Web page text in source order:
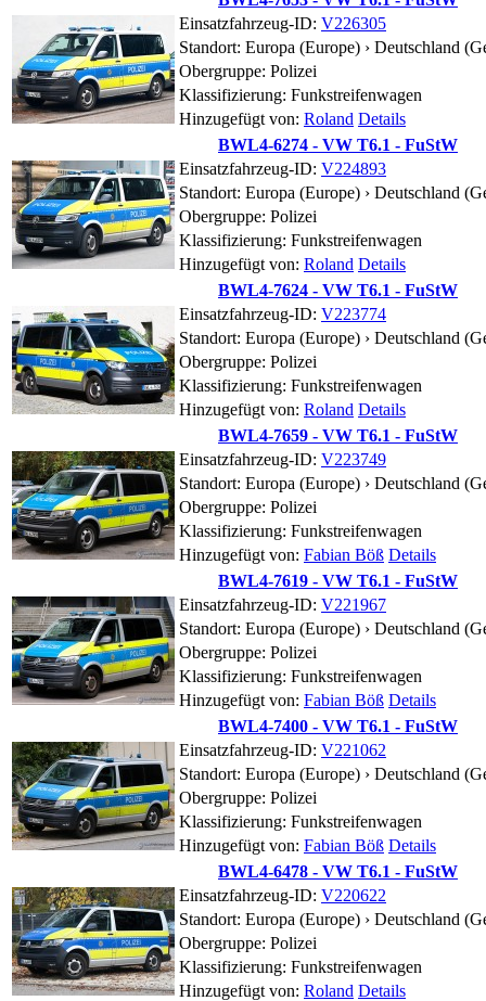
Einsatzfahrzeug-ID: V226305
Standort: Europa (Europe) › Deutschland
Obergruppe: Polizei
Klassifizierung: Funkstreifenwagen
Hinzugefügt von: Roland Details
BWL4-6274 - VW T6.1 - FuStW
Einsatzfahrzeug-ID: V224893
Standort: Europa (Europe) › Deutschland
Obergruppe: Polizei
Klassifizierung: Funkstreifenwagen
Hinzugefügt von: Roland Details
BWL4-7624 - VW T6.1 - FuStW
Einsatzfahrzeug-ID: V223774
Standort: Europa (Europe) › Deutschland
Obergruppe: Polizei
Klassifizierung: Funkstreifenwagen
Hinzugefügt von: Roland Details
BWL4-7659 - VW T6.1 - FuStW
Einsatzfahrzeug-ID: V223749
Standort: Europa (Europe) › Deutschland
Obergruppe: Polizei
Klassifizierung: Funkstreifenwagen
Hinzugefügt von: Fabian Böß Details
BWL4-7619 - VW T6.1 - FuStW
Einsatzfahrzeug-ID: V221967
Standort: Europa (Europe) › Deutschland
Obergruppe: Polizei
Klassifizierung: Funkstreifenwagen
Hinzugefügt von: Fabian Böß Details
BWL4-7400 - VW T6.1 - FuStW
Einsatzfahrzeug-ID: V221062
Standort: Europa (Europe) › Deutschland
Obergruppe: Polizei
Klassifizierung: Funkstreifenwagen
Hinzugefügt von: Fabian Böß Details
BWL4-6478 - VW T6.1 - FuStW
Einsatzfahrzeug-ID: V220622
Standort: Europa (Europe) › Deutschland
Obergruppe: Polizei
Klassifizierung: Funkstreifenwagen
Hinzugefügt von: Roland Details